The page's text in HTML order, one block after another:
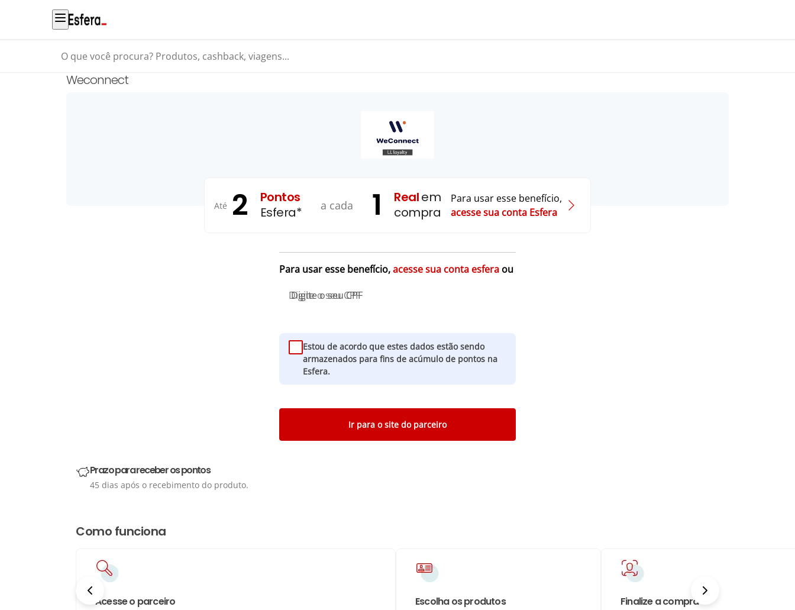
O que você procura? Produtos, cashback, viagens...
Weconnect
Até 2
Pontos
Esfera*
a cada 1 Realem
compra
Para usar esse benefício,
acesse sua conta Esfera
Para usar esse benefício,acesse sua conta esfera ou
Digite o seu CPF
Estou de acordo que estes dados estão sendo
armazenados para fins de acúmulo de pontos na
Esfera.
Ir para o site do parceiro
Prazo para receber os pontos
45 dias após o recebimento do produto.
Como funciona
Acesse o parceiro Escolha os produtos Finalize a compra